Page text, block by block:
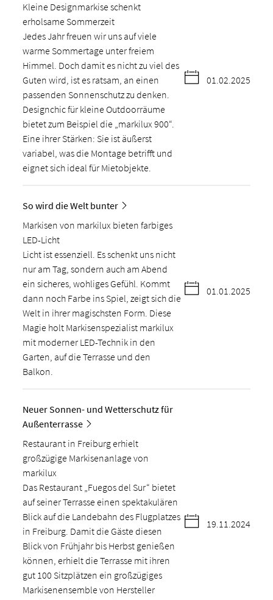
Kleine Designmarkise schenkt
erholsame Sommerzeit
Jedes Jahr freuen wir uns auf viele
warme Sommertage unter freiem
Himmel. Doch damit es nicht zu viel des
Guten wird, ist es ratsam, an einen
passenden Sonnenschutz zu denken.
Designchic für kleine Outdoorräume
bietet zum Beispiel die „markilux 900“.
Eine ihrer Stärken: Sie ist äußerst
variabel, was die Montage betrifft und
eignet sich ideal für Mietobjekte.
01.02.2025
So wird die Welt bunter
Markisen von markilux bieten farbiges
LED-Licht
Licht ist essenziell. Es schenkt uns nicht
nur am Tag, sondern auch am Abend
ein sicheres, wohliges Gefühl. Kommt
dann noch Farbe ins Spiel, zeigt sich die
Welt in ihrer magischsten Form. Diese
Magie holt Markisenspezialist markilux
mit moderner LED-Technik in den
Garten, auf die Terrasse und den
Balkon.
01.01.2025
Neuer Sonnen- und Wetterschutz für
Außenterrasse
Restaurant in Freiburg erhielt
großzügige Markisenanlage von
markilux
Das Restaurant „Fuegos del Sur“ bietet
auf seiner Terrasse einen spektakulären
Blick auf die Landebahn des Flugplatzes
in Freiburg. Damit die Gäste diesen
Blick von Frühjahr bis Herbst genießen
können, erhielt die Terrasse mit ihren
gut 100 Sitzplätzen ein großzügiges
Markisenensemble von Hersteller
19.11.2024